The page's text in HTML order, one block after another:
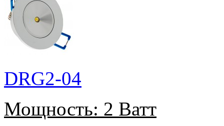
DRG2-04
Мощность: 2 Ватт